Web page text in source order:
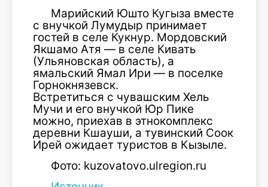
Марийский Юшто Кугыза вместе
с внучкой Лумудыр принимает
гостей в селе Кукнур. Мордовский
Якшамо Атя — в селе Кивать
(Ульяновская область), а
ямальский Ямал Ири — в поселке
Горнокнязевск.
Встретиться с чувашским Хель
Мучи и его внучкой Юр Пике
можно, приехав в этнокомплекс
деревни Кшауши, а тувинский Соок
Ирей ожидает туристов в Кызыле.
Фото: kuzovatovo.ulregion.ru